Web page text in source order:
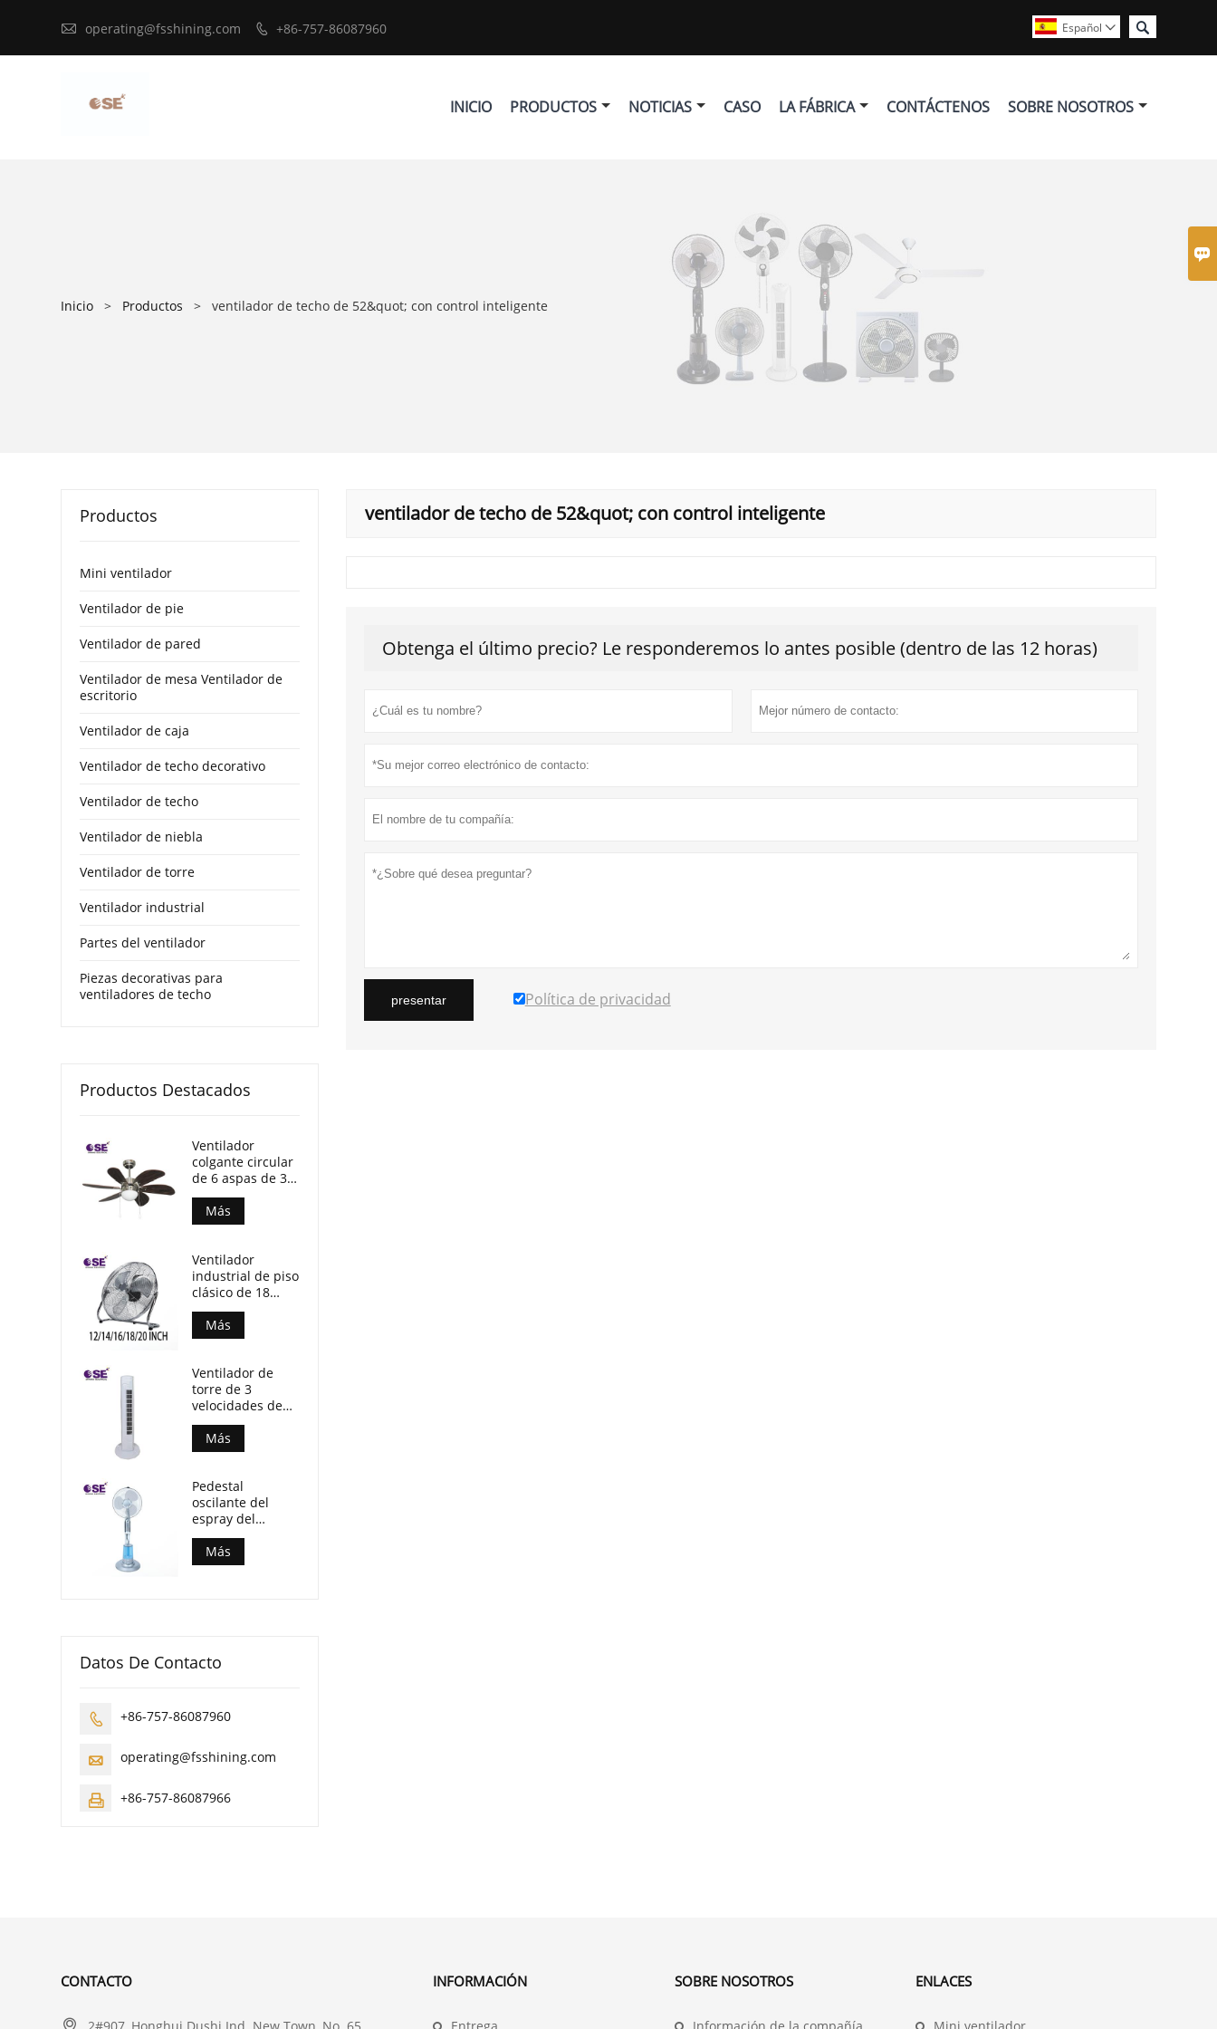

 operating@fsshining.com  +86-757-86087960 
Español 
INICIO PRODUCTOS NOTICIAS CASO LA FÁBRICA CONTÁCTENOS SOBRE NOSOTROS
Inicio > Productos > ventilador de techo de 52&quot; con control inteligente
ventilador de techo de 52&quot; con control inteligente
Obtenga el último precio? Le responderemos lo antes posible (dentro de las 12 horas)
presentar Política de privacidad
Productos
Mini ventilador
Ventilador de pie
Ventilador de pared
Ventilador de mesa Ventilador de
escritorio
Ventilador de caja
Ventilador de techo decorativo
Ventilador de techo
Ventilador de niebla
Ventilador de torre
Ventilador industrial
Partes del ventilador
Piezas decorativas para
ventiladores de techo
Productos Destacados
Ventilador
colgante circular
de 6 aspas de 30
pulgadas con luz
Más
Ventilador
industrial de piso
clásico de 18
pulgadas y 3
aspas de
aluminio de
Más
Ventilador de
torre de 3
velocidades de
cuerpo de PP de
motor de
aluminio sin
Más
Pedestal
oscilante del
espray del
aparato
electrodoméstico
fan derecha de la
Más
Datos De Contacto
 +86-757-86087960
 operating@fsshining.com
 +86-757-86087966
CONTACTO INFORMACIÓN SOBRE NOSOTROS ENLACES